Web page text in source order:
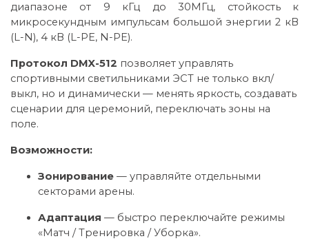
диапазоне от 9 кГц до 30МГц, стойкость к
микросекундным импульсам большой энергии 2 кВ
(L-N), 4 кВ (L-PE, N-PE).
Протокол DMX-512 позволяет управлять
спортивными светильниками ЭСТ не только вкл/
выкл, но и динамически — менять яркость, создавать
сценарии для церемоний, переключать зоны на
поле.
Возможности:
Зонирование — управляйте отдельными
секторами арены.
Адаптация — быстро переключайте режимы
«Матч / Тренировка / Уборка».